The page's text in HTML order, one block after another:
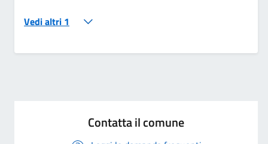
Vedi altri 1
Contatta il comune